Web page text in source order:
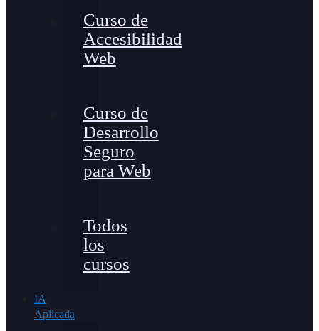
Curso de
Accesibilidad
Web
Curso de
Desarrollo
Seguro
para Web
Todos
los
cursos
IA
Aplicada